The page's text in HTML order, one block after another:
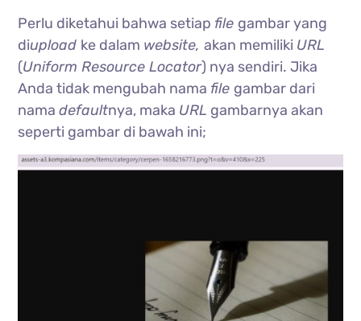
Perlu diketahui bahwa setiap file gambar yang
diupload ke dalam website,akan memiliki URL
(Uniform Resource Locator) nya sendiri. Jika
Anda tidak mengubah nama file gambar dari
namadefaultnya, maka URL gambarnya akan
seperti gambar di bawah ini;